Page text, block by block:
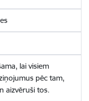
lai visiem
pēc tam,
aizvēruši tos.